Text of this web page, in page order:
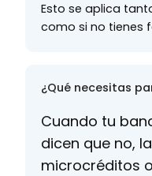
Esto se aplica
como si no tienes
¿Qué necesitas
Cuando tu
dicen que no,
microcréditos